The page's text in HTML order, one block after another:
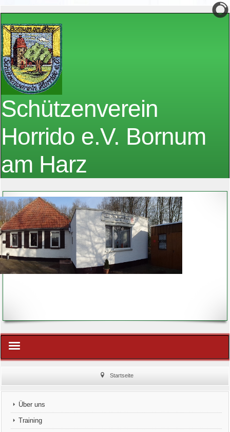
Schützenverein
Horrido e.V. Bornum
am Harz
Vereins-Historie
Schützenhaus
Startseite
Über uns
Training